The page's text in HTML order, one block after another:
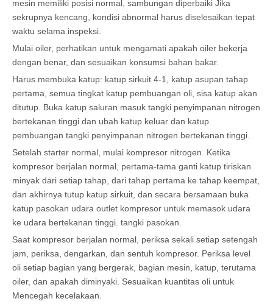
mesin memiliki posisi normal, sambungan diperbaiki Jika
sekrupnya kencang, kondisi abnormal harus diselesaikan tepat
waktu selama inspeksi.
Mulai oiler, perhatikan untuk mengamati apakah oiler bekerja
dengan benar, dan sesuaikan konsumsi bahan bakar.
Harus membuka katup: katup sirkuit 4-1, katup asupan tahap
pertama, semua tingkat katup pembuangan oli, sisa katup akan
ditutup. Buka katup saluran masuk tangki penyimpanan nitrogen
bertekanan tinggi dan ubah katup keluar dan katup
pembuangan tangki penyimpanan nitrogen bertekanan tinggi.
Setelah starter normal, mulai kompresor nitrogen. Ketika
kompresor berjalan normal, pertama-tama ganti katup tiriskan
minyak dari setiap tahap, dari tahap pertama ke tahap keempat,
dan akhirnya tutup katup sirkuit, dan secara bersamaan buka
katup pasokan udara outlet kompresor untuk memasok udara
ke udara bertekanan tinggi. tangki pasokan.
Saat kompresor berjalan normal, periksa sekali setiap setengah
jam, periksa, dengarkan, dan sentuh kompresor. Periksa level
oli setiap bagian yang bergerak, bagian mesin, katup, terutama
oiler, dan apakah diminyaki. Sesuaikan kuantitas oli untuk
Mencegah kecelakaan.